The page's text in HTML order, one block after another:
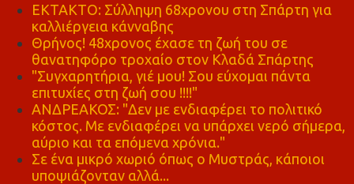
ΕΚΤΑΚΤΟ: Σύλληψη 68χρονου στη Σπάρτη για
καλλιέργεια κάνναβης
Θρήνος! 48χρονος έχασε τη ζωή του σε
θανατηφόρο τροχαίο στον Κλαδά Σπάρτης
"Συγχαρητήρια, γιέ μου! Σου εύχομαι πάντα
επιτυχίες στη ζωή σου !!!!"
ΑΝΔΡΕΑΚΟΣ: "Δεν με ενδιαφέρει το πολιτικό
κόστος. Με ενδιαφέρει να υπάρχει νερό σήμερα,
αύριο και τα επόμενα χρόνια."
Σε ένα μικρό χωριό όπως ο Μυστράς, κάποιοι
υποψιάζονταν αλλά...